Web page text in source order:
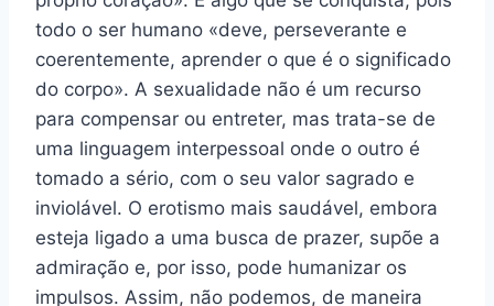
todo o ser humano «deve, perseverante e
coerentemente, aprender o que é o significado
do corpo». A sexualidade não é um recurso
para compensar ou entreter, mas trata-se de
uma linguagem interpessoal onde o outro é
tomado a sério, com o seu valor sagrado e
inviolável. O erotismo mais saudável, embora
esteja ligado a uma busca de prazer, supõe a
admiração e, por isso, pode humanizar os
impulsos. Assim, não podemos, de maneira